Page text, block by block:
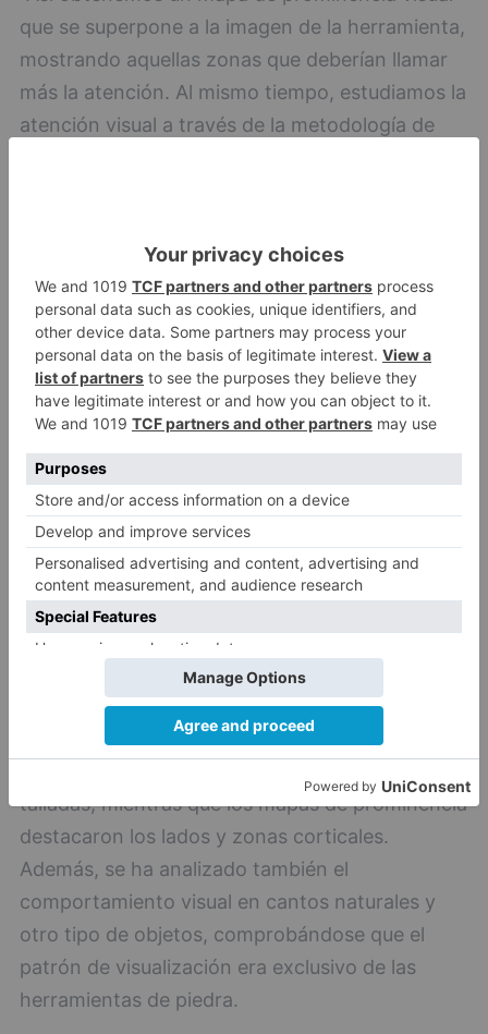
que se superpone a la imagen de la herramienta,
mostrando aquellas zonas que deberían llamar
más la atención. Al mismo tiempo, estudiamos la
atención visual a través de la metodología de
La comparación de estos tipos de mapas ha
mostrado una clara diferencia entre las zonas
realmente observadas y aquellas consideradas
prominentes. A pesar de la tendencia a observar
el centro de una imagen u objeto (conocida
como "centre bias"), las herramientas fueron
talladas, mientras que los mapas de prominencia
destacaron los lados y zonas corticales.
Además, se ha analizado también el
comportamiento visual en cantos naturales y
otro tipo de objetos, comprobándose que el
patrón de visualización era exclusivo de las
herramientas de piedra.